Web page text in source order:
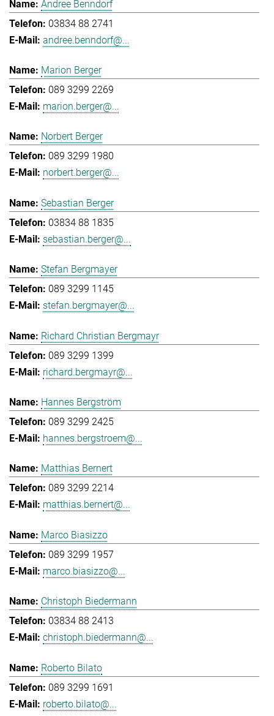
Andree Benndorf
03834 88 2741
andree.benndorf@...
Marion Berger
089 3299 2269
marion.berger@...
Norbert Berger
089 3299 1980
norbert.berger@...
Sebastian Berger
03834 88 1835
sebastian.berger@...
Stefan Bergmayer
089 3299 1145
stefan.bergmayer@...
Richard Christian Bergmayr
089 3299 1399
richard.bergmayr@...
Hannes Bergström
089 3299 2425
hannes.bergstroem@...
Matthias Bernert
089 3299 2214
matthias.bernert@...
Marco Biasizzo
089 3299 1957
marco.biasizzo@...
Christoph Biedermann
03834 88 2413
christoph.biedermann@...
Roberto Bilato
089 3299 1691
roberto.bilato@...